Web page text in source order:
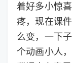
着好多小惊
疼，现在课
么变，一下
个动画小人